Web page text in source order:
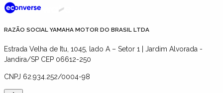
RAZÃO SOCIAL YAMAHA MOTOR DO BRASIL LTDA
Estrada Velha de Itu, 1045, lado A – Setor 1 | Jardim Alvorada -
Jandira/SP CEP 06612-250
CNPJ 62.934.252/0004-98